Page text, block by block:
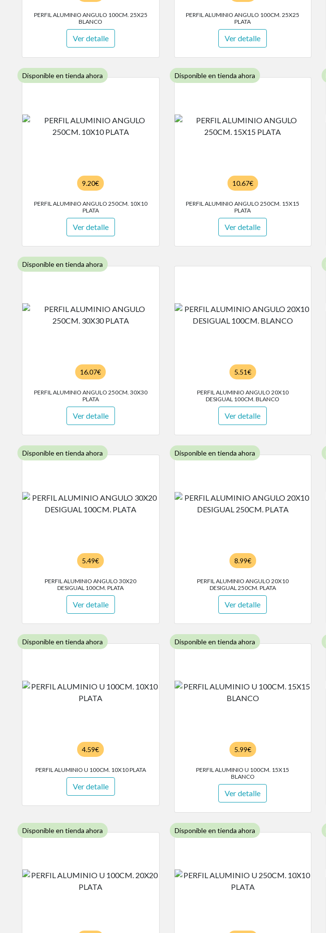
PERFIL ALUMINIO ANGULO 100CM. 25X25
BLANCO
Ver detalle
PERFIL ALUMINIO ANGULO 100CM. 25X25
PLATA
Ver detalle
Disponible en tienda ahora
9.20€
PERFIL ALUMINIO ANGULO 250CM. 10X10
PLATA
Ver detalle
Disponible en tienda ahora
10.67€
PERFIL ALUMINIO ANGULO 250CM. 15X15
PLATA
Ver detalle
Disponible en tienda ahora
16.07€
PERFIL ALUMINIO ANGULO 250CM. 30X30
PLATA
Ver detalle
5.51€
PERFIL ALUMINIO ANGULO 20X10
DESIGUAL 100CM. BLANCO
Ver detalle
Disponible en tienda ahora
5.49€
PERFIL ALUMINIO ANGULO 30X20
DESIGUAL 100CM. PLATA
Ver detalle
Disponible en tienda ahora
8.99€
PERFIL ALUMINIO ANGULO 20X10
DESIGUAL 250CM. PLATA
Ver detalle
Disponible en tienda ahora
4.59€
PERFIL ALUMINIO U 100CM. 10X10 PLATA
Ver detalle
Disponible en tienda ahora
5.99€
PERFIL ALUMINIO U 100CM. 15X15
BLANCO
Ver detalle
Disponible en tienda ahora Disponible en tienda ahora